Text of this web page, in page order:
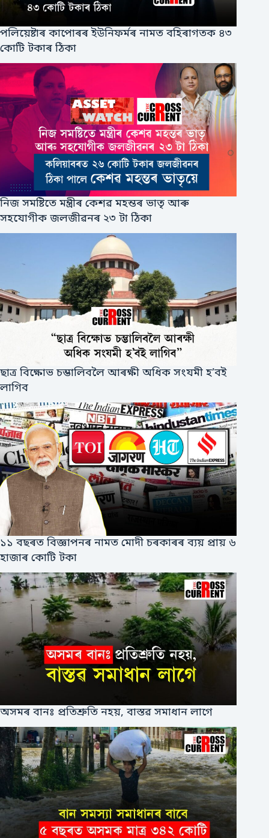
পলিয়েষ্টাৰ কাপোৰৰ ইউনিফর্মৰ নামত বহিৰাগতক ৪৩
কোটি টকাৰ ঠিকা
নিজ সমষ্টিতে মন্ত্ৰীৰ কেশৱ মহন্তৰ ভাতৃ আৰু
সহযোগীক জলজীৱনৰ ২৩ টা ঠিকা
ছাত্ৰ বিক্ষোভ চম্ভালিবলৈ আৰক্ষী অধিক সংযমী হ’বই
লাগিব
১১ বছৰত বিজ্ঞাপনৰ নামত মোদী চৰকাৰৰ ব্যয় প্ৰায় ৬
হাজাৰ কোটি টকা
অসমৰ বানঃ প্ৰতিশ্ৰুতি নহয়, বাস্তৱ সমাধান লাগে